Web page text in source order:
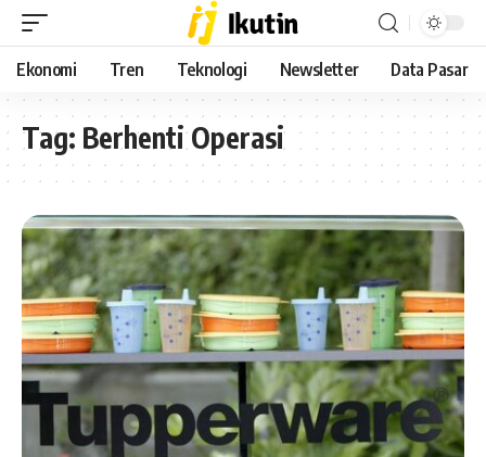
Ekonomi Tren Teknologi Newsletter Data Pasar
Tag: Berhenti Operasi